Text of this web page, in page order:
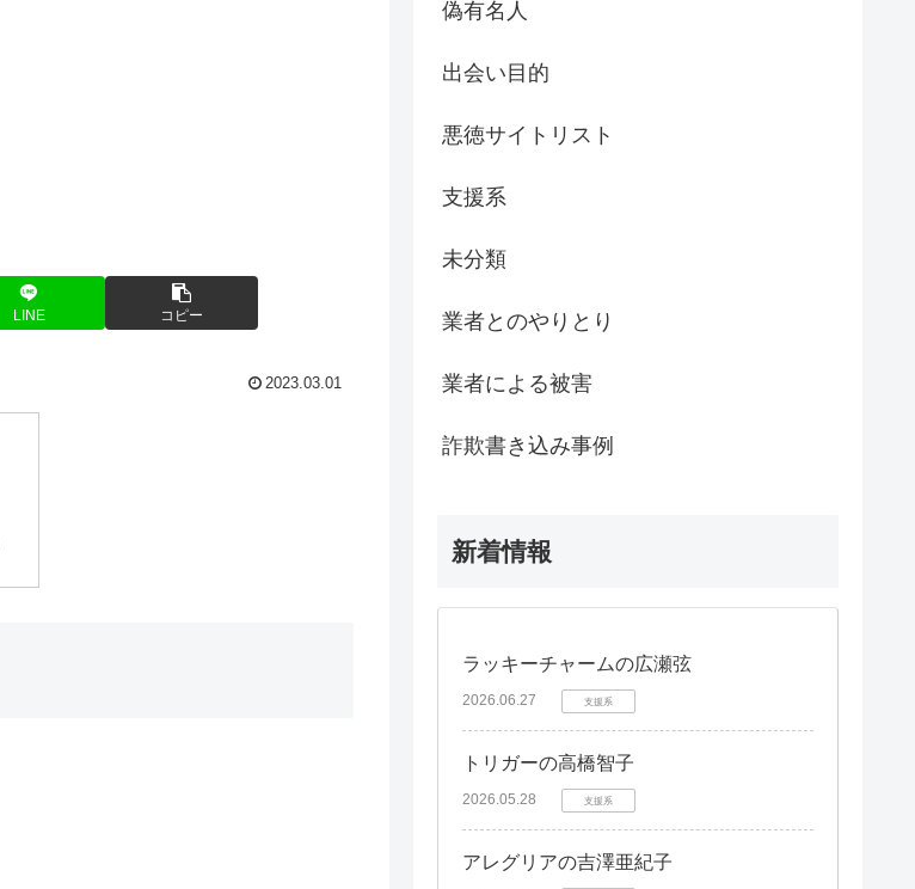
LINE コピー
2023.03.01
偽有名人
出会い目的
悪徳サイトリスト
支援系
未分類
業者とのやりとり
業者による被害
詐欺書き込み事例
新着情報
ラッキーチャームの広瀬弦
2026.06.27 支援系
トリガーの高橋智子
2026.05.28 支援系
アレグリアの吉澤亜紀子